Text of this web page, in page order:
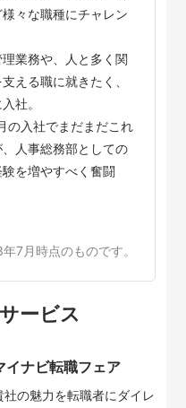
々な職種にチャレン
業務や、人と多く関
える職に就きたく、
社。
の入社でまだまだこれ
人事総務部としての
を増やすべく奮闘
7月時点のものです。
ービス
イナビ転職フェア
社の魅力を転職者にダイレ